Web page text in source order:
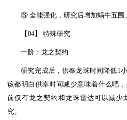
⑥ 全能强化，研究后增加蜗牛五围
【04】 特殊研究
一阶：龙之契约
研究完成后，供奉龙珠时间降低1
该都明白供奉时间减少意味着什么吧
前仅有龙之契约和龙珠雷达可以减少
究。